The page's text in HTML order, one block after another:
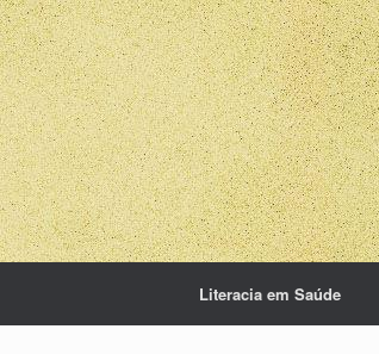
Skip
to
content
Literacia em Saúde